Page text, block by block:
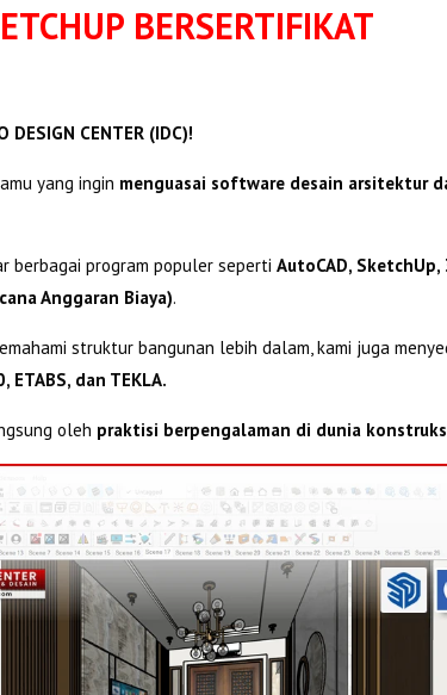
BERSERTIFIKAT
DESIGN CENTER (IDC)!
yang ingin menguasai software desain arsitektur
berbagai program populer seperti AutoCAD,
Anggaran Biaya).
struktur bangunan lebih dalam, kami juga
ETABS, dan TEKLA.
oleh praktisi berpengalaman di dunia